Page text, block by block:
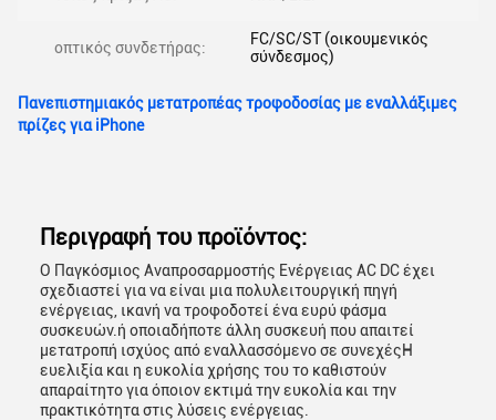
οπτικός συνδετήρας:
FC/SC/ST (οικουμενικός
σύνδεσμος)
Πανεπιστημιακός μετατροπέας τροφοδοσίας με εναλλάξιμες
πρίζες για iPhone
Περιγραφή του προϊόντος:
Ο Παγκόσμιος Αναπροσαρμοστής Ενέργειας AC DC έχει
σχεδιαστεί για να είναι μια πολυλειτουργική πηγή
ενέργειας, ικανή να τροφοδοτεί ένα ευρύ φάσμα
συσκευών.ή οποιαδήποτε άλλη συσκευή που απαιτεί
μετατροπή ισχύος από εναλλασσόμενο σε συνεχέςΗ
ευελιξία και η ευκολία χρήσης του το καθιστούν
απαραίτητο για όποιον εκτιμά την ευκολία και την
πρακτικότητα στις λύσεις ενέργειας.